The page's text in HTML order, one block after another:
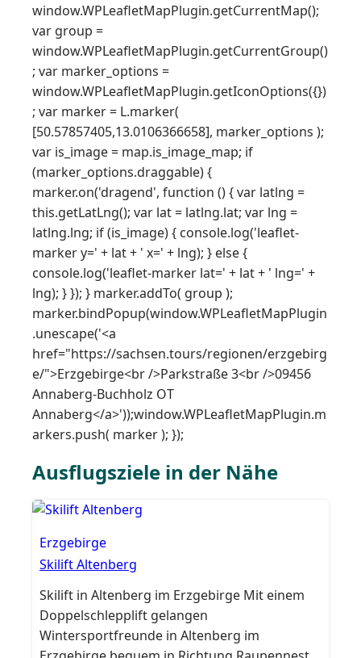
window.WPLeafletMapPlugin.getCurrentMap();
var group =
window.WPLeafletMapPlugin.getCurrentGroup()
; var marker_options =
window.WPLeafletMapPlugin.getIconOptions({})
; var marker = L.marker(
[50.57857405,13.0106366658], marker_options );
var is_image = map.is_image_map; if
(marker_options.draggable) {
marker.on('dragend', function () { var latlng =
this.getLatLng(); var lat = latlng.lat; var lng =
latlng.lng; if (is_image) { console.log('leaflet-
marker y=' + lat + ' x=' + lng); } else {
console.log('leaflet-marker lat=' + lat + ' lng=' +
lng); } }); } marker.addTo( group );
marker.bindPopup(window.WPLeafletMapPlugin
.unescape('<a
href="https://sachsen.tours/regionen/erzgebirg
e/">Erzgebirge<br />Parkstraße 3<br />09456
Annaberg-Buchholz OT
Annaberg</a>'));window.WPLeafletMapPlugin.m
arkers.push( marker ); });
Ausflugsziele in der Nähe
Erzgebirge
Skilift Altenberg
Skilift in Altenberg im Erzgebirge Mit einem
Doppelschlepplift gelangen
Wintersportfreunde in Altenberg im